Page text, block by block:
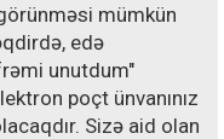
mümkün
edə
unutdum"
poçt ünvanınız
Sizə aid olan